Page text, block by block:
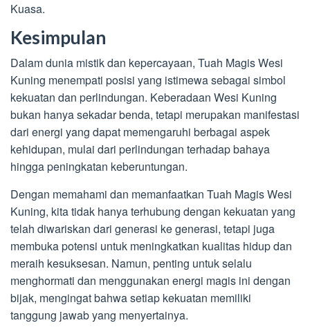
Kuasa.
Kesimpulan
Dalam dunia mistik dan kepercayaan, Tuah Magis Wesi
Kuning menempati posisi yang istimewa sebagai simbol
kekuatan dan perlindungan. Keberadaan Wesi Kuning
bukan hanya sekadar benda, tetapi merupakan manifestasi
dari energi yang dapat memengaruhi berbagai aspek
kehidupan, mulai dari perlindungan terhadap bahaya
hingga peningkatan keberuntungan.
Dengan memahami dan memanfaatkan Tuah Magis Wesi
Kuning, kita tidak hanya terhubung dengan kekuatan yang
telah diwariskan dari generasi ke generasi, tetapi juga
membuka potensi untuk meningkatkan kualitas hidup dan
meraih kesuksesan. Namun, penting untuk selalu
menghormati dan menggunakan energi magis ini dengan
bijak, mengingat bahwa setiap kekuatan memiliki
tanggung jawab yang menyertainya.